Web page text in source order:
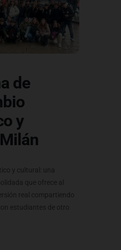
de
y
y cultural: una
que ofrece al
real compartiendo
estudiantes de otro